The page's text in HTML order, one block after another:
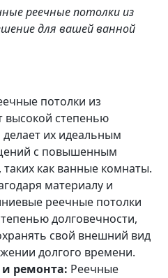
реечные потолки из
для вашей ванной
потолки из
степенью
делает их идеальным
с повышенным
как ванные комнаты.
материалу и
реечные потолки
долговечности,
свой внешний вид
долгого времени.
ремонта: Реечные